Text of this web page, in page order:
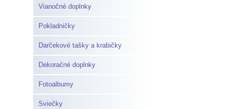
Vianočné doplnky
Pokladničky
Darčekové tašky a krabičky
Dekoračné doplnky
Fotoalbumy
Sviečky